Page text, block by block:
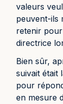
valeurs
peuvent-ils
retenir
directrice
Bien sûr,
suivait était
pour
en mesure